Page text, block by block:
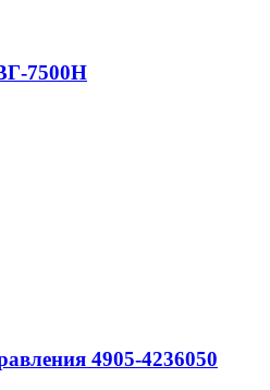
7500Н
4905-4236050